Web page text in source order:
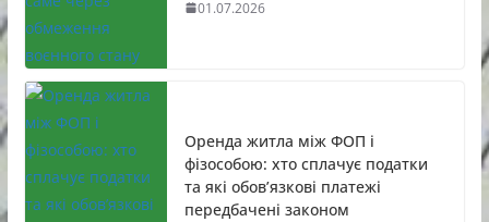
01.07.2026
Оренда житла між ФОП і
фізособою: хто сплачує податки
та які обов’язкові платежі
передбачені законом